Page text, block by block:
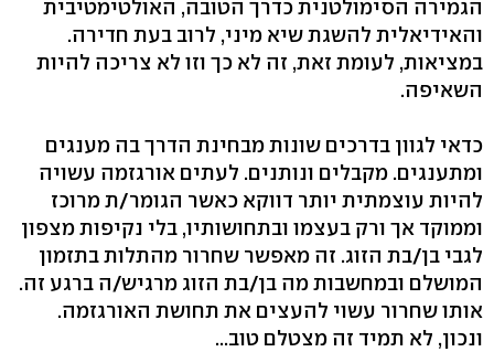
הגמירה הסימולטנית כדרך הטובה, האולטימטיבית
והאידיאלית להשגת שיא מיני, לרוב בעת חדירה.
במציאות, לעומת זאת, זה לא כך וזו לא צריכה להיות
השאיפה.
כדאי לגוון בדרכים שונות מבחינת הדרך בה מענגים
ומתענגים. מקבלים ונותנים. לעתים אורגזמה עשויה
להיות עוצמתית יותר דווקא כאשר הגומר/ת מרוכז
וממוקד אך ורק בעצמו ובתחושותיו, בלי נקיפות מצפון
לגבי בן/בת הזוג. זה מאפשר שחרור מהתלות בתזמון
המושלם ובמחשבות מה בן/בת הזוג מרגיש/ה ברגע זה.
אותו שחרור עשוי להעצים את תחושת האורגזמה.
ונכון, לא תמיד זה מצטלם טוב...